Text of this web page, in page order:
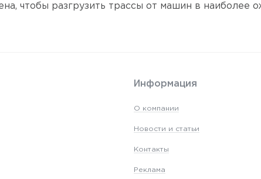
чтобы разгрузить трассы от машин в наиболее
Информация
О компании
Новости и статьи
Контакты
Реклама